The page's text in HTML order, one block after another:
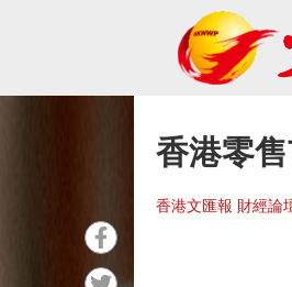
香港零
香港文匯報 財經論